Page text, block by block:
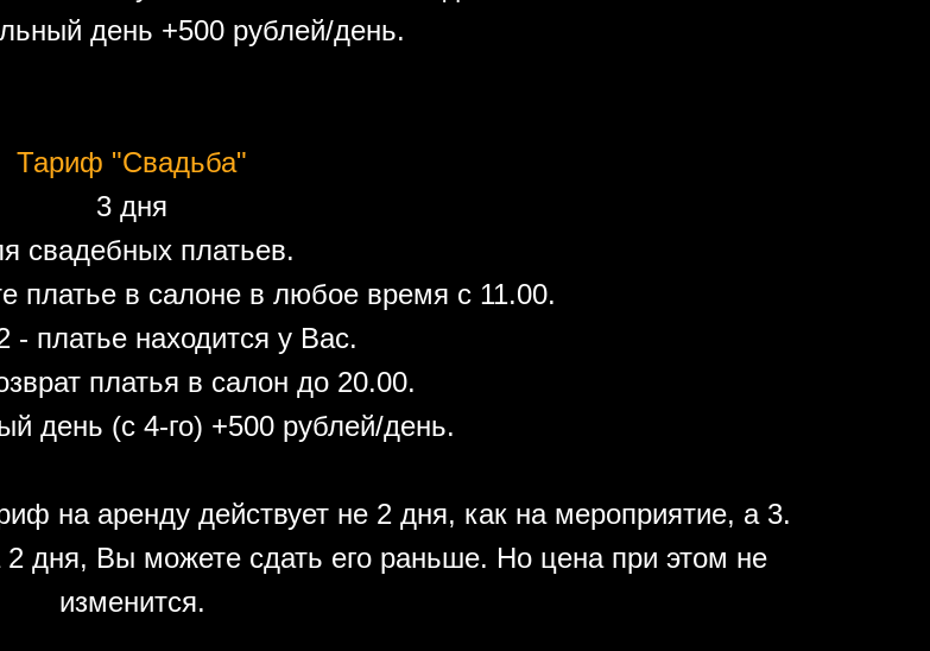
день +500 рублей/день.
Тариф "Свадьба"
3 дня
свадебных платьев.
платье в салоне в любое время с 11.00.
- платье находится у Вас.
платья в салон до 20.00.
день (с 4-го) +500 рублей/день.
на аренду действует не 2 дня, как на мероприятие, а 3.
дня, Вы можете сдать его раньше. Но цена при этом не
изменится.